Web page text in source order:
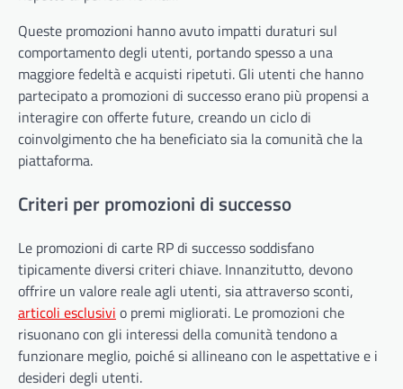
Queste promozioni hanno avuto impatti duraturi sul
comportamento degli utenti, portando spesso a una
maggiore fedeltà e acquisti ripetuti. Gli utenti che hanno
partecipato a promozioni di successo erano più propensi a
interagire con offerte future, creando un ciclo di
coinvolgimento che ha beneficiato sia la comunità che la
piattaforma.
Criteri per promozioni di successo
Le promozioni di carte RP di successo soddisfano
tipicamente diversi criteri chiave. Innanzitutto, devono
offrire un valore reale agli utenti, sia attraverso sconti,
articoli esclusivi o premi migliorati. Le promozioni che
risuonano con gli interessi della comunità tendono a
funzionare meglio, poiché si allineano con le aspettative e i
desideri degli utenti.